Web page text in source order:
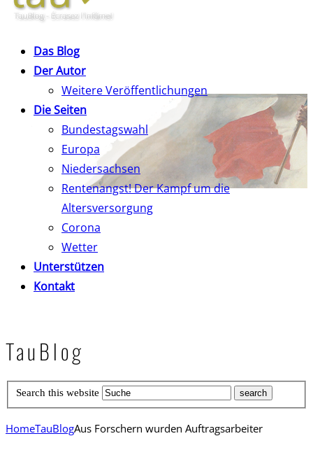
Das Blog
Der Autor
Weitere Veröffentlichungen
Die Seiten
Bundestagswahl
Europa
Niedersachsen
Rentenangst! Der Kampf um die
Altersversorgung
Corona
Wetter
Unterstützen
Kontakt
TauBlog
Search this website
HomeTauBlogAus Forschern wurden Auftragsarbeiter